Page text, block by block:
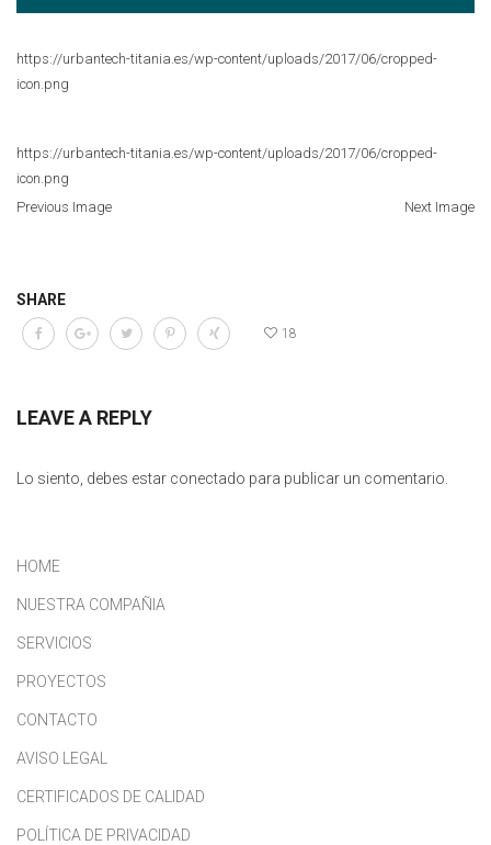
https://urbantech-titania.es/wp-content/uploads/2017/06/cropped-
icon.png
https://urbantech-titania.es/wp-content/uploads/2017/06/cropped-
icon.png
Previous Image
Next Image
SHARE
18
LEAVE A REPLY
Lo siento, debes estar conectado para publicar un comentario.
HOME
NUESTRA COMPAÑIA
SERVICIOS
PROYECTOS
CONTACTO
AVISO LEGAL
CERTIFICADOS DE CALIDAD
POLÍTICA DE PRIVACIDAD